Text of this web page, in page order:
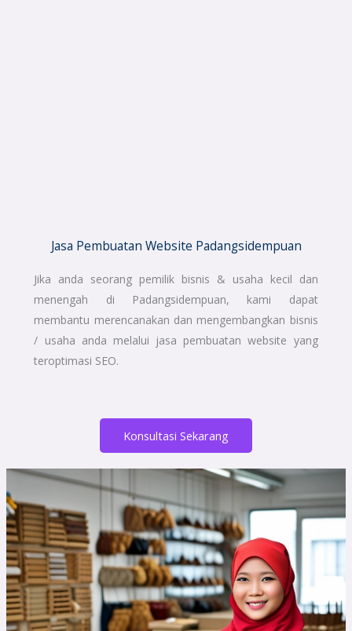
Jasa Pembuatan Website Padangsidempuan
Jika anda seorang pemilik bisnis & usaha kecil dan
menengah di Padangsidempuan, kami dapat
membantu merencanakan dan mengembangkan bisnis
/ usaha anda melalui jasa pembuatan website yang
teroptimasi SEO.
Konsultasi Sekarang